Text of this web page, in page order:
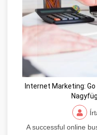
Internet Marketing:
A successful online